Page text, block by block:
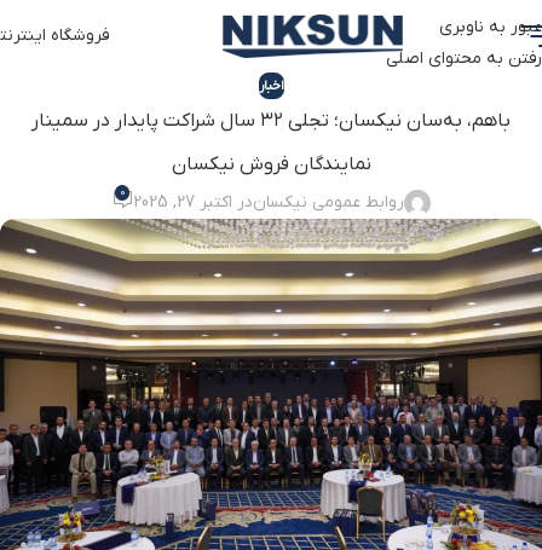
عبور به ناوبری
رفتن به محتوای اصلی
فروشگاه
اخبار
باهم، به‌سان نیکسان؛ تجلی ۳۲ سال شراکت پایدار در سمینار
نمایندگان فروش نیکسان
روابط عمومی نیکساندر اکتبر 27, 2025 0